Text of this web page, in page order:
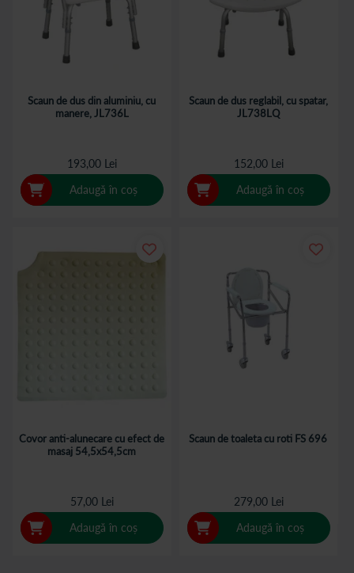
Scaun de dus din aluminiu, cu
manere, JL736L
193,00 Lei
Adaugă în coș
Scaun de dus reglabil, cu spatar,
JL738LQ
152,00 Lei
Adaugă în coș
Covor anti-alunecare cu efect de
masaj 54,5x54,5cm
57,00 Lei
Adaugă în coș
Scaun de toaleta cu roti FS 696
279,00 Lei
Adaugă în coș